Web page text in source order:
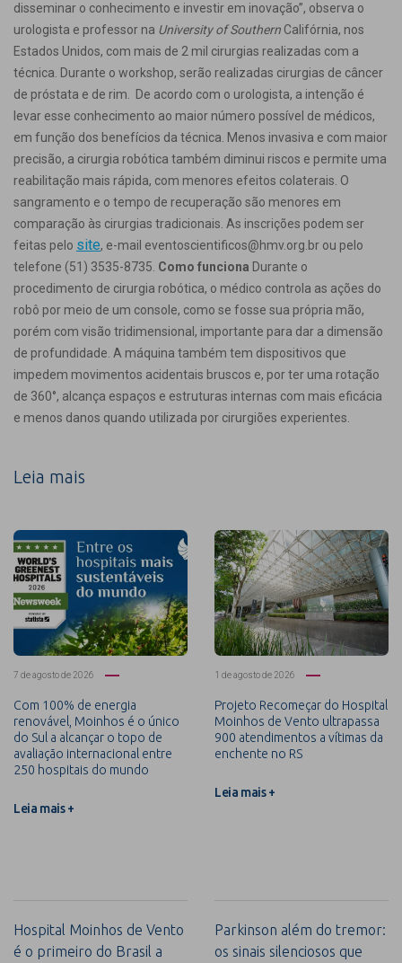
disseminar o conhecimento e investir em inovação”, observa o
urologista e professor na University of Southern Califórnia, nos
Estados Unidos, com mais de 2 mil cirurgias realizadas com a
técnica. Durante o workshop, serão realizadas cirurgias de câncer
de próstata e de rim. De acordo com o urologista, a intenção é
levar esse conhecimento ao maior número possível de médicos,
em função dos benefícios da técnica. Menos invasiva e com maior
precisão, a cirurgia robótica também diminui riscos e permite uma
reabilitação mais rápida, com menores efeitos colaterais. O
sangramento e o tempo de recuperação são menores em
comparação às cirurgias tradicionais. As inscrições podem ser
feitas pelo site, e-mail eventoscientificos@hmv.org.br ou pelo
telefone (51) 3535-8735. Como funciona Durante o
procedimento de cirurgia robótica, o médico controla as ações do
robô por meio de um console, como se fosse sua própria mão,
porém com visão tridimensional, importante para dar a dimensão
de profundidade. A máquina também tem dispositivos que
impedem movimentos acidentais bruscos e, por ter uma rotação
de 360°, alcança espaços e estruturas internas com mais eficácia
e menos danos quando utilizada por cirurgiões experientes.
Leia mais
7 de agosto de 2026
Com 100% de energia
renovável, Moinhos é o único
do Sul a alcançar o topo de
avaliação internacional entre
250 hospitais do mundo
Leia mais +
1 de agosto de 2026
Projeto Recomeçar do Hospital
Moinhos de Vento ultrapassa
900 atendimentos a vítimas da
enchente no RS
Leia mais +
Hospital Moinhos de Vento
é o primeiro do Brasil a
Parkinson além do tremor:
os sinais silenciosos que